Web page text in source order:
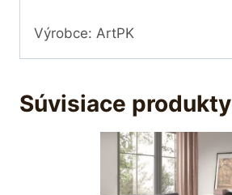
Výrobce: ArtPK
Súvisiace produkty